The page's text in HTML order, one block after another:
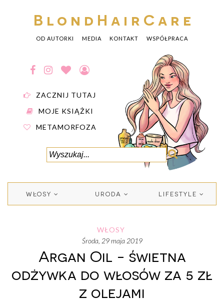
BlondHairCare
OD AUTORKI MEDIA KONTAKT WSPÓŁPRACA
ZACZNIJ TUTAJ
MOJE KSIĄŻKI
METAMORFOZA
WŁOSY URODA LIFESTYLE
WŁOSY
środa, 29 maja 2019
Argan Oil - świetna
odżywka do włosów za 5 zł
z olejami